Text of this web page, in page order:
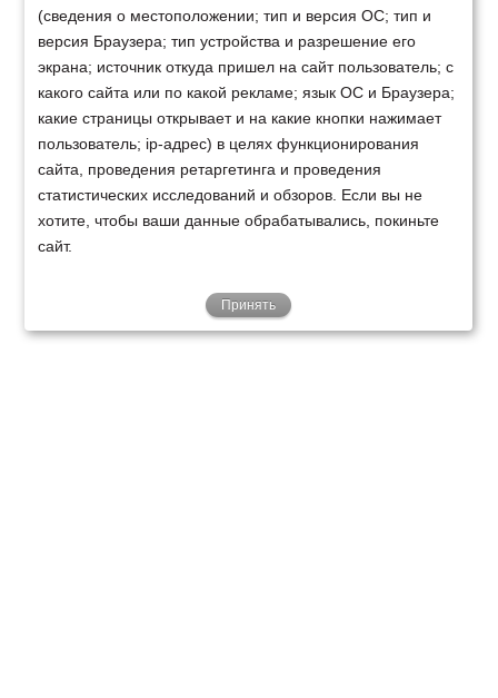
(сведения о местоположении; тип и версия ОС; тип и
версия Браузера; тип устройства и разрешение его
экрана; источник откуда пришел на сайт пользователь; с
какого сайта или по какой рекламе; язык ОС и Браузера;
какие страницы открывает и на какие кнопки нажимает
пользователь; ip-адрес) в целях функционирования
сайта, проведения ретаргетинга и проведения
статистических исследований и обзоров. Если вы не
хотите, чтобы ваши данные обрабатывались, покиньте
сайт.
Принять